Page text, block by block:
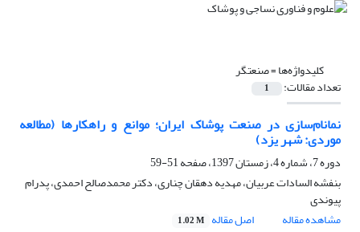
کلیدواژه‌ها =صنعتگر
تعداد مقالات: 1
نمانام‌سازی در صنعت پوشاک ایران؛ موانع و راهکارها (مطالعه
موردی: شهر یزد)
دوره 7، شماره 4، زمستان 1397، صفحه
51-59
بنفشه السادات عربیان، مهدیه دهقان چناری، دکتر محمدصالح احمدی، پدرام
پیوندی
مشاهده مقاله
اصل مقاله 1.02 M